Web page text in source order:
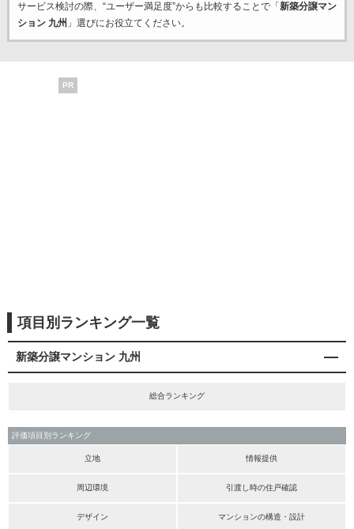
サービス検討の際、“ユーザー満足度”からも比較することで「 新築分譲マン
ション 九州 」選びにお役立てください。
PR
項目別ランキング一覧
新築分譲マンション 九州
総合ランキング
評価項目別ランキング
立地 情報提供
周辺環境 引渡し時の住戸確認
デザイン マンションの構造・設計